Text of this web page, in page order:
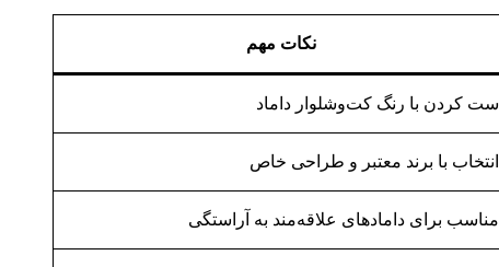
نکات مهم
ست کردن با رنگ کت‌وشلوار داماد
انتخاب با برند معتبر و طراحی خاص
مناسب برای دامادهای علاقه‌مند به آراستگی